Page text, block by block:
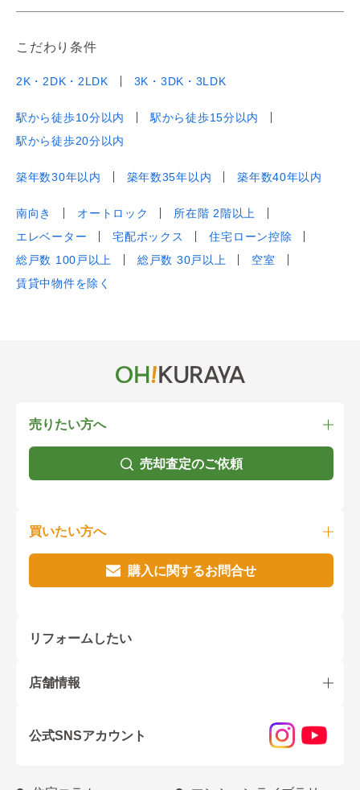
こだわり条件
2K・2DK・2LDK 3K・3DK・3LDK
駅から徒歩10分以内
駅から徒歩15分以内
駅から徒歩20分以内
築年数30年以内 築年数35年以内 築年数40年以内
南向き オートロック
所在階 2階以上
エレベーター
宅配ボックス
住宅ローン控除
総戸数 100戸以上
総戸数 30戸以上
空室
賃貸中物件を除く
売りたい方へ
売却査定のご依頼
買いたい方へ
購入に関するお問合せ
リフォームしたい
店舗情報
公式SNSアカウント